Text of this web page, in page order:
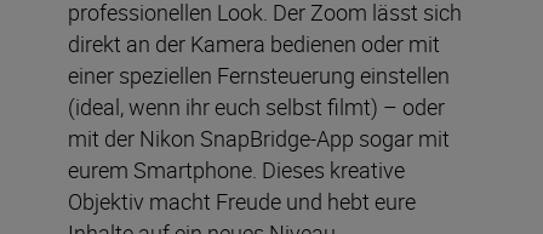
professionellen Look. Der Zoom lässt sich
direkt an der Kamera bedienen oder mit
einer speziellen Fernsteuerung einstellen
(ideal, wenn ihr euch selbst filmt) – oder
mit der Nikon SnapBridge-App sogar mit
eurem Smartphone. Dieses kreative
Objektiv macht Freude und hebt eure